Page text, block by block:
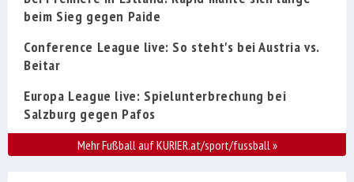
beim Sieg gegen Paide
Conference League live: So steht's bei Austria vs.
Beitar
Europa League live: Spielunterbrechung bei
Salzburg gegen Pafos
Mehr Fußball auf KURIER.at/sport/fussball»